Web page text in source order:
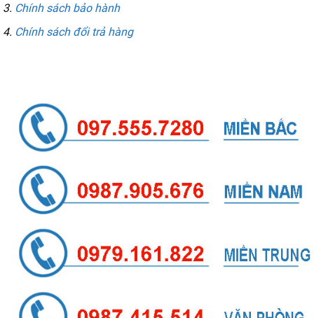
Chính sách bảo hành
Chính sách đổi trả hàng